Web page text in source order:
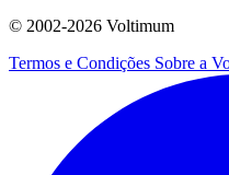
© 2002-2026 Voltimum
Termos e Condições Sobre a